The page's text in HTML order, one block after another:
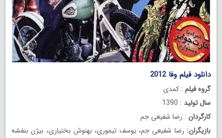
دانلود فیلم وفا 2012
گروه فیلم : کمدی
سال تولید : 1390
کارگردان : رضا شفیعی جم
بازیگران: رضا شفیعی جم، یوسف تیموری، بهنوش بختیاری، بیژن بنفشه